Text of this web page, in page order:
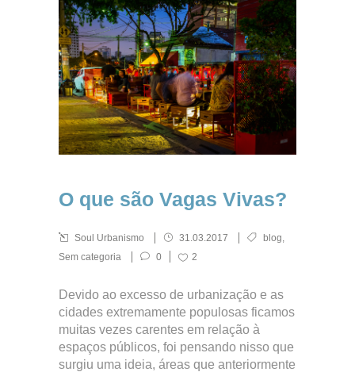
O que são Vagas Vivas?
Soul Urbanismo 31.03.2017 blog,
Sem categoria
0 2
Devido ao excesso de urbanização e as
cidades extremamente populosas ficamos
muitas vezes carentes em relação à
espaços públicos, foi pensando nisso que
surgiu uma ideia, áreas que anteriormente